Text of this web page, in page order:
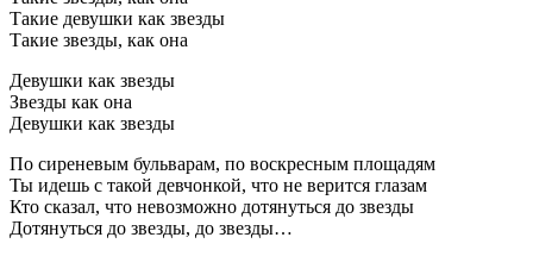
Такие девушки как звезды
Такие звезды, как она
Девушки как звезды
Звезды как она
Девушки как звезды
По сиреневым бульварам, по воскресным площадям
Ты идешь с такой девчонкой, что не верится глазам
Кто сказал, что невозможно дотянуться до звезды
Дотянуться до звезды, до звезды…